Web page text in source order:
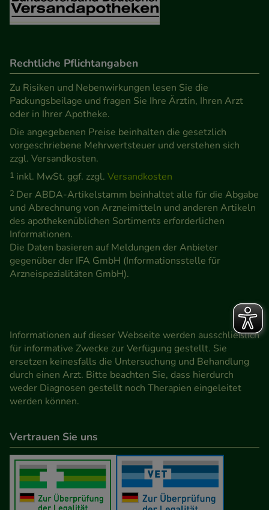
den Inhalt auf unserer Website aber auch die
teilweise an Dritte wie z.B. Google oder soziale
Medien übertragen werden.
Rechtliche Pflichtangaben
Zu Risiken und Nebenwirkungen lesen Sie die
Packungsbeilage und fragen Sie Ihre Ärztin, Ihren Arzt
oder in Ihrer Apotheke.
Die angegebenen Preise beinhalten die gesetzlich
vorgeschriebene Mehrwertsteuer und verstehen sich
zzgl. Versandkosten.
1 inkl. MwSt. ggf. zzgl. Versandkosten
2 Der ABDA-Artikelstamm beinhaltet alle für die Abgabe
und Abrechnung von Arzneimitteln und anderen Artikeln
des apothekenüblichen Sortiments erforderlichen
Informationen.
Die Daten basieren auf Meldungen der Anbieter
gegenüber der IFA GmbH (Informationsstelle für
Arzneispezialitäten GmbH).
Informationen auf dieser Webseite werden ausschließlich
für informative Zwecke zur Verfügung gestellt. Sie
ersetzen keinesfalls die Untersuchung und Behandlung
durch einen Arzt. Bitte beachten Sie, dass hierdurch
weder Diagnosen gestellt noch Therapien eingeleitet
werden können.
Vertrauen Sie uns